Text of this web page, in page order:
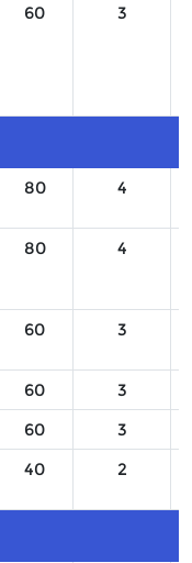
60 3
80 4
80 4
60 3
60
3
60
3
40 2